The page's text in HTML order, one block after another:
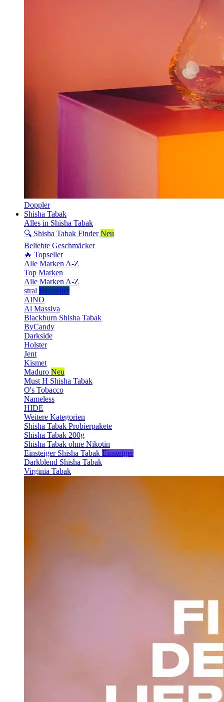
Doppler
Shisha Tabak
Alles in Shisha Tabak
🔍 Shisha Tabak Finder Neu
Beliebte Geschmäcker
🔥 Topseller
Alle Marken A-Z
Top Marken
Alle Marken A-Z
stral Bestseller
AINO
Al Massiva
Blackburn Shisha Tabak
ByCandy
Darkside
Holster
Jent
Kismet
Maduro Neu
Must H Shisha Tabak
O's Tobacco
Nameless
HIDE
Weitere Kategorien
Shisha Tabak Probierpakete
Shisha Tabak 200g
Shisha Tabak ohne Nikotin
Einsteiger Shisha Tabak Einsteiger
Darkblend Shisha Tabak
Virginia Tabak